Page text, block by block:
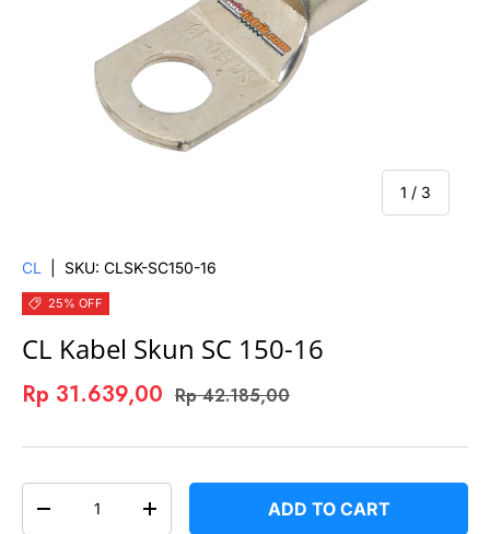
1 / of
3
CL SKU: CLSK-SC150-16
25% OFF
CL Kabel Skun SC 150-16
Rp 31.639,00 Rp 42.185,00
+
ADD TO CART